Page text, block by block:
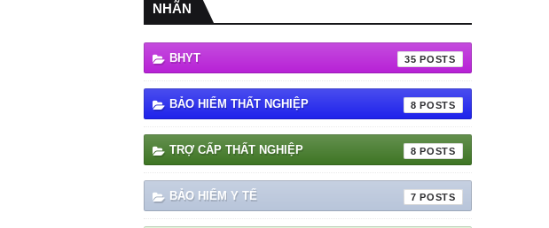
NHÃN
BHYT 35
BẢO HIỂM THẤT NGHIỆP 8
TRỢ CẤP THẤT NGHIỆP 8
BẢO HIỂM Y TẾ 7